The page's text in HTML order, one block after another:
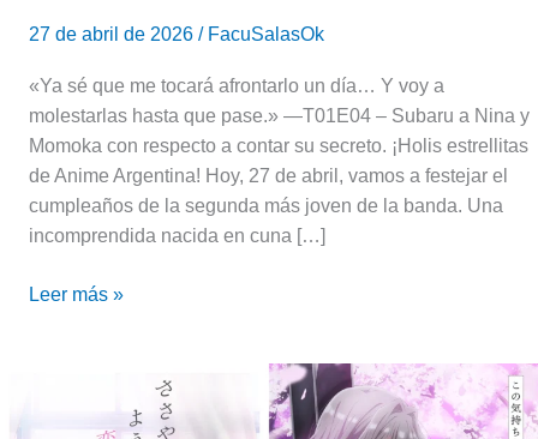
27 de abril de 2026 / FacuSalasOk
«Ya sé que me tocará afrontarlo un día… Y voy a
molestarlas hasta que pase.» —T01E04 – Subaru a Nina y
Momoka con respecto a contar su secreto. ¡Holis estrellitas
de Anime Argentina! Hoy, 27 de abril, vamos a festejar el
cumpleaños de la segunda más joven de la banda. Una
incomprendida nacida en cuna […]
Leer más »